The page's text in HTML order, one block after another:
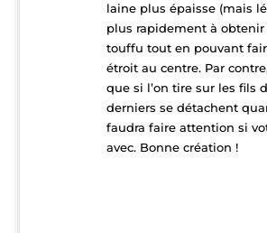
laine plus épaisse (mais
plus rapidement à
touffu tout en pouvant
étroit au centre. Par
que si l’on tire sur les fils
derniers se détachent
faudra faire attention si
avec. Bonne création !